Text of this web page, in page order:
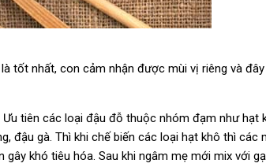
tốt nhất, con cảm nhận được mùi vị riêng và
tiên các loại đậu đỗ thuộc nhóm đạm như hạt
đậu gà. Thì khi chế biến các loại hạt khô thì các
khó tiêu hóa. Sau khi ngâm mẹ mới mix với